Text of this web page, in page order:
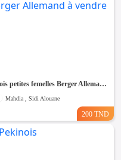
trois petites femelles Berger Allemand à vendre
Mahdia , Sidi Alouane
200 TND